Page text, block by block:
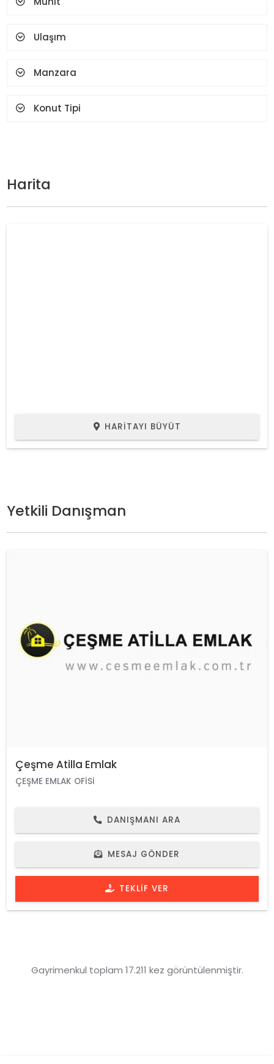
Ulaşım
Manzara
Konut Tipi
Harita
HARITAYI BÜYÜT
Yetkili Danışman
Çeşme Atilla Emlak
ÇEŞME EMLAK OFISI
DANIŞMANI ARA
MESAJ GÖNDER
TEKLIF VER
Gayrimenkul toplam 17.211 kez görüntülenmiştir.